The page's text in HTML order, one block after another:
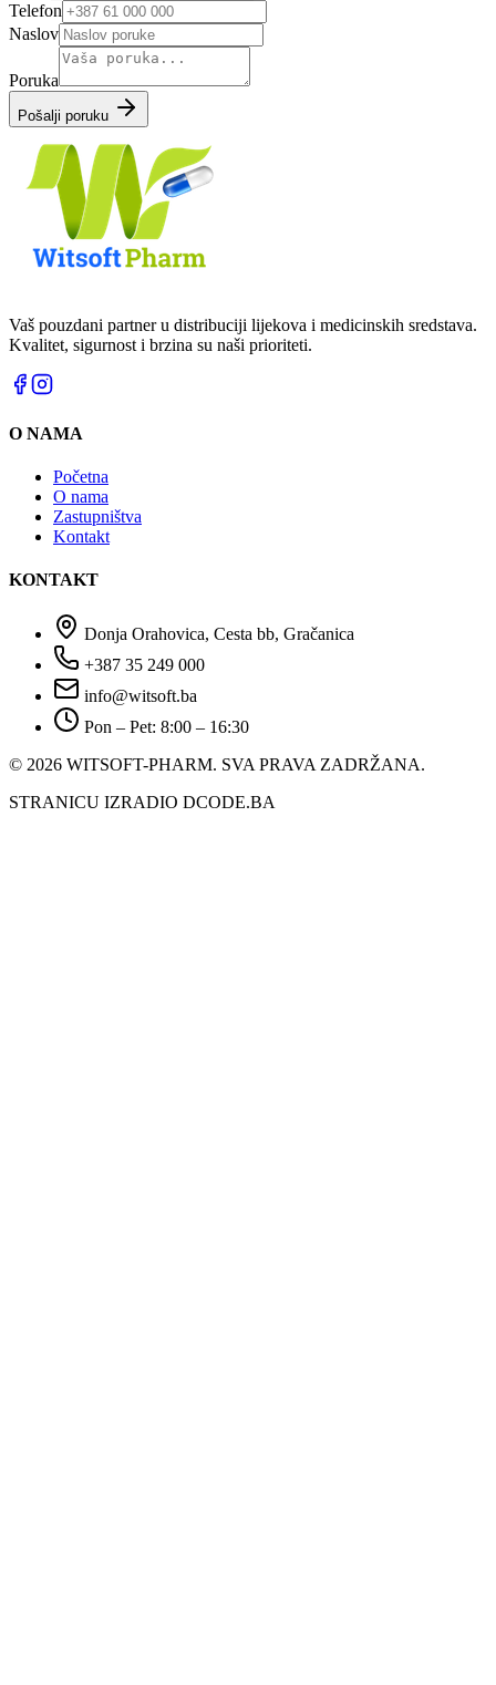
Telefon
Naslov
Poruka
Pošalji poruku
Vaš pouzdani partner u distribuciji lijekova i medicinskih sredstava.
Kvalitet, sigurnost i brzina su naši prioriteti.
O NAMA
Početna
O nama
Zastupništva
Kontakt
KONTAKT
Donja Orahovica, Cesta bb, Gračanica
+387 35 249 000
info@witsoft.ba
Pon – Pet: 8:00 – 16:30
© 2026 WITSOFT-PHARM. SVA PRAVA ZADRŽANA.
STRANICU IZRADIO DCODE.BA